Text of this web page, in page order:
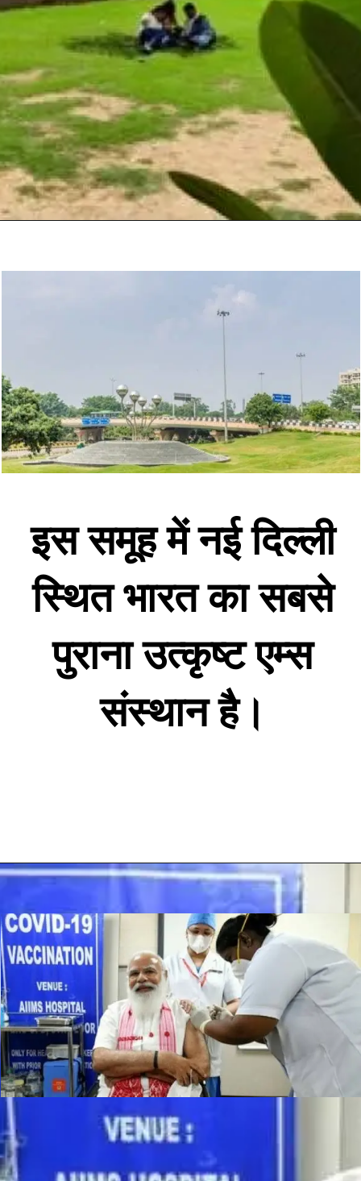
इस समूह में नई दिल्ली
स्थित भारत का सबसे
पुराना उत्कृष्ट एम्स
संस्थान है।